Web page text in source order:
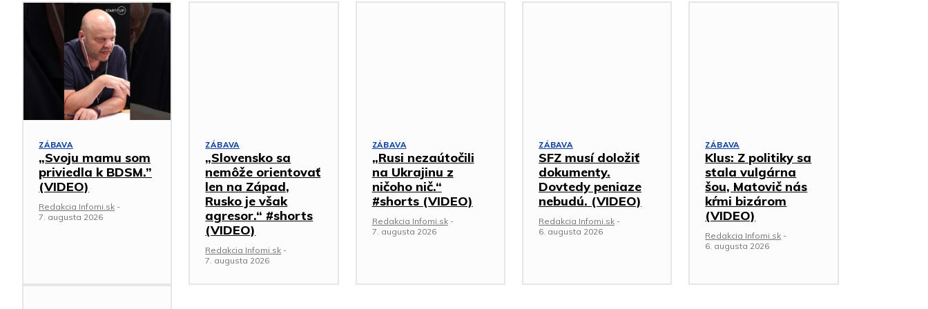
ZÁBAVA
„Svoju mamu som
priviedla k BDSM.”
(VIDEO)
Redakcia Infomi.sk -
7. augusta 2026
ZÁBAVA
„Slovensko sa
nemôže orientovať
len na Západ,
Rusko je však
agresor.“ #shorts
(VIDEO)
Redakcia Infomi.sk -
7. augusta 2026
ZÁBAVA
„Rusi nezaútočili
na Ukrajinu z
ničoho nič.“
#shorts (VIDEO)
Redakcia Infomi.sk -
7. augusta 2026
ZÁBAVA
SFZ musí doložiť
dokumenty.
Dovtedy peniaze
nebudú. (VIDEO)
Redakcia Infomi.sk -
6. augusta 2026
ZÁBAVA
Klus: Z politiky sa
stala vulgárna
šou, Matovič nás
kŕmi bizárom
(VIDEO)
Redakcia Infomi.sk -
6. augusta 2026